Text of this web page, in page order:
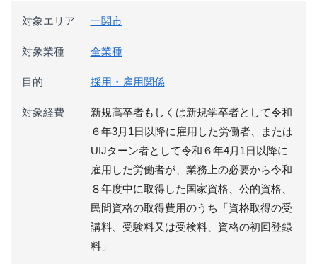
対象エリア 一関市
対象業種 全業種
目的 採用・雇用関係
対象経費
新規高卒者もしくは新規学卒者として令和
６年3月1日以降に雇用した労働者、または
UIJターン者として令和６年4月1日以降に
雇用した労働者が、業務上の必要から令和
８年度中に取得した国家資格、公的資格、
民間資格の取得費用のうち「資格取得の受
講料、受験料又は受検料、資格の初回登録
料」